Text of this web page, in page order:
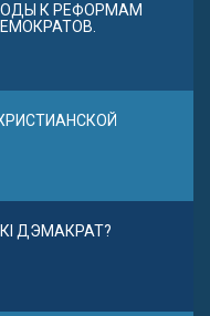
К РЕФОРМАМ
ДЭМАКРАТ?